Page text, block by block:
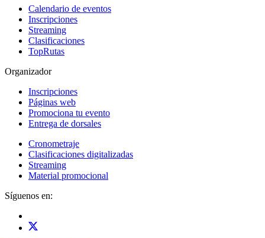
Calendario de eventos
Inscripciones
Streaming
Clasificaciones
TopRutas
Organizador
Inscripciones
Páginas web
Promociona tu evento
Entrega de dorsales
Cronometraje
Clasificaciones digitalizadas
Streaming
Material promocional
Síguenos en: